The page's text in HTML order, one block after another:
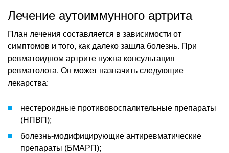
Лечение аутоиммунного артрита
План лечения составляется в зависимости от
симптомов и того, как далеко зашла болезнь. При
ревматоидном артрите нужна консультация
ревматолога. Он может назначить следующие
лекарства:
нестероидные противовоспалительные препараты
(НПВП);
болезнь-модифицирующие антиревматические
препараты (БМАРП);